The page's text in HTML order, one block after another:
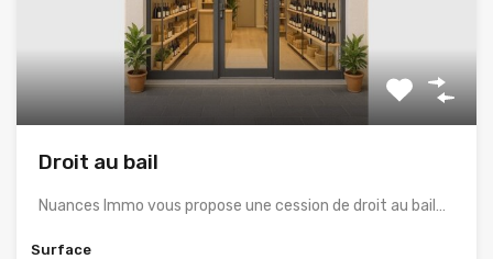
Droit au bail
Nuances Immo vous propose une cession de droit au bail…
Surface